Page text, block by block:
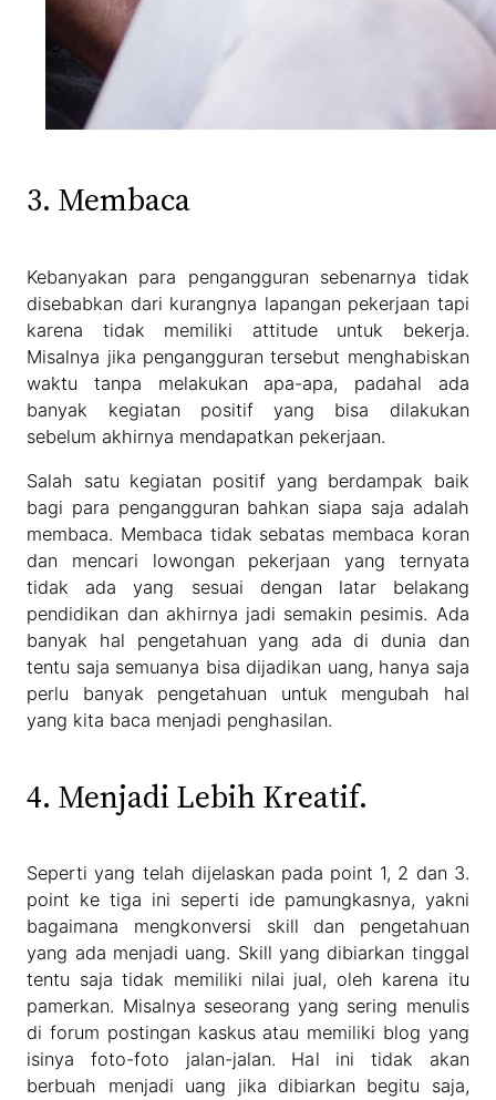
3. Membaca
Kebanyakan para pengangguran sebenarnya tidak
disebabkan dari kurangnya lapangan pekerjaan tapi
karena tidak memiliki attitude untuk bekerja.
Misalnya jika pengangguran tersebut menghabiskan
waktu tanpa melakukan apa-apa, padahal ada
banyak kegiatan positif yang bisa dilakukan
sebelum akhirnya mendapatkan pekerjaan.
Salah satu kegiatan positif yang berdampak baik
bagi para pengangguran bahkan siapa saja adalah
membaca. Membaca tidak sebatas membaca koran
dan mencari lowongan pekerjaan yang ternyata
tidak ada yang sesuai dengan latar belakang
pendidikan dan akhirnya jadi semakin pesimis. Ada
banyak hal pengetahuan yang ada di dunia dan
tentu saja semuanya bisa dijadikan uang, hanya saja
perlu banyak pengetahuan untuk mengubah hal
yang kita baca menjadi penghasilan.
4. Menjadi Lebih Kreatif.
Seperti yang telah dijelaskan pada point 1, 2 dan 3.
point ke tiga ini seperti ide pamungkasnya, yakni
bagaimana mengkonversi skill dan pengetahuan
yang ada menjadi uang. Skill yang dibiarkan tinggal
tentu saja tidak memiliki nilai jual, oleh karena itu
pamerkan. Misalnya seseorang yang sering menulis
di forum postingan kaskus atau memiliki blog yang
isinya foto-foto jalan-jalan. Hal ini tidak akan
berbuah menjadi uang jika dibiarkan begitu saja,